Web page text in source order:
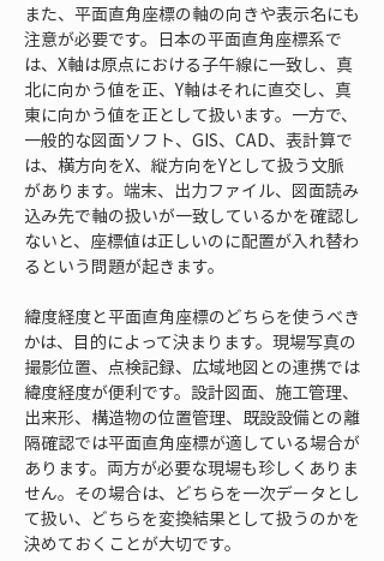
また、平面直角座標の軸の向きや表示名にも
注意が必要です。日本の平面直角座標系で
は、X軸は原点における子午線に一致し、真
北に向かう値を正、Y軸はそれに直交し、真
東に向かう値を正として扱います。一方で、
一般的な図面ソフト、GIS、CAD、表計算で
は、横方向をX、縦方向をYとして扱う文脈
があります。端末、出力ファイル、図面読み
込み先で軸の扱いが一致しているかを確認し
ないと、座標値は正しいのに配置が入れ替わ
るという問題が起きます。
緯度経度と平面直角座標のどちらを使うべき
かは、目的によって決まります。現場写真の
撮影位置、点検記録、広域地図との連携では
緯度経度が便利です。設計図面、施工管理、
出来形、構造物の位置管理、既設設備との離
隔確認では平面直角座標が適している場合が
あります。両方が必要な現場も珍しくありま
せん。その場合は、どちらを一次データとし
て扱い、どちらを変換結果として扱うのかを
決めておくことが大切です。